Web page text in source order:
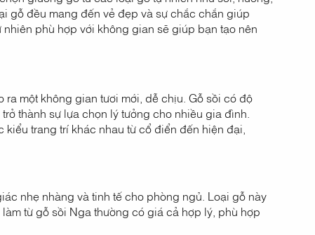
gỗ đều mang đến vẻ đẹp và sự chắc chắn giúp
phù hợp với không gian sẽ giúp bạn tạo nên
một không gian tươi mới, dễ chịu. Gỗ sồi có độ
thành sự lựa chọn lý tưởng cho nhiều gia đình.
trang trí khác nhau từ cổ điển đến hiện đại,
nhẹ nhàng và tinh tế cho phòng ngủ. Loại gỗ này
từ gỗ sồi Nga thường có giá cả hợp lý, phù hợp